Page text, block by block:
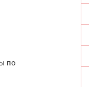
по